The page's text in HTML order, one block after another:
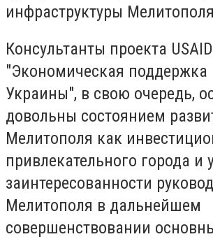
инфраструктуры
Консультанты проекта USAID
"Экономическая поддержка
Украины", в свою очередь,
довольны состоянием
Мелитополя как
привлекательного города и
заинтересованности
Мелитополя в дальнейшем
совершенствовании